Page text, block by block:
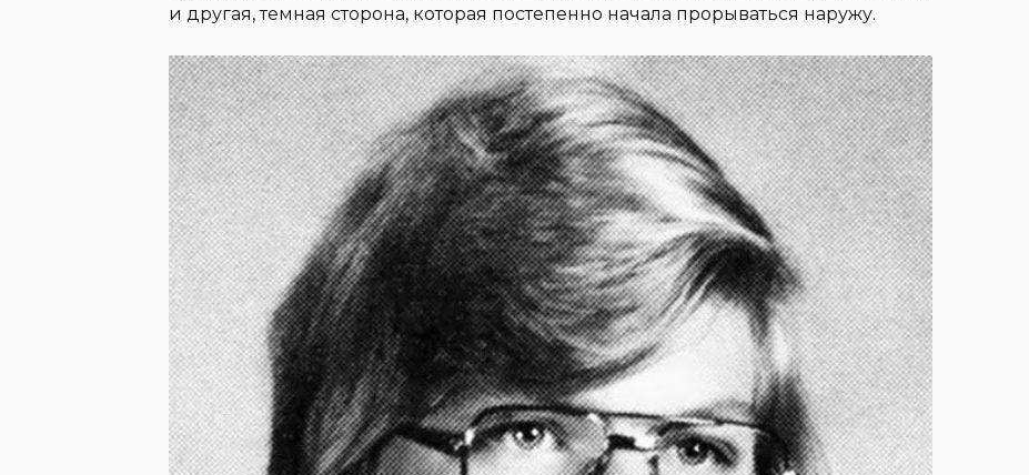
и другая, темная сторона, которая постепенно начала прорываться наружу.